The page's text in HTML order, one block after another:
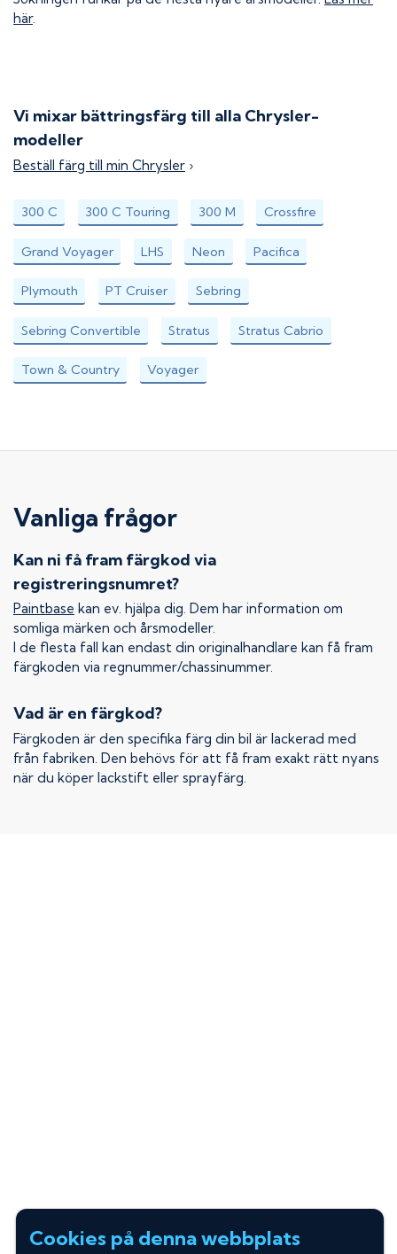
här.
Vi mixar bättringsfärg till alla Chrysler-
modeller
Beställ färg till min Chrysler ›
300 C 300 C Touring 300 M Crossfire
Grand Voyager LHS Neon Pacifica
Plymouth PT Cruiser Sebring
Sebring Convertible Stratus Stratus Cabrio
Town & Country Voyager
Vanliga frågor
Kan ni få fram färgkod via
registreringsnumret?
Paintbase kan ev. hjälpa dig. Dem har information om
somliga märken och årsmodeller.
I de flesta fall kan endast din originalhandlare kan få fram
färgkoden via regnummer/chassinummer.
Vad är en färgkod?
Färgkoden är den specifika färg din bil är lackerad med
från fabriken. Den behövs för att få fram exakt rätt nyans
när du köper lackstift eller sprayfärg.
Cookies på denna webbplats